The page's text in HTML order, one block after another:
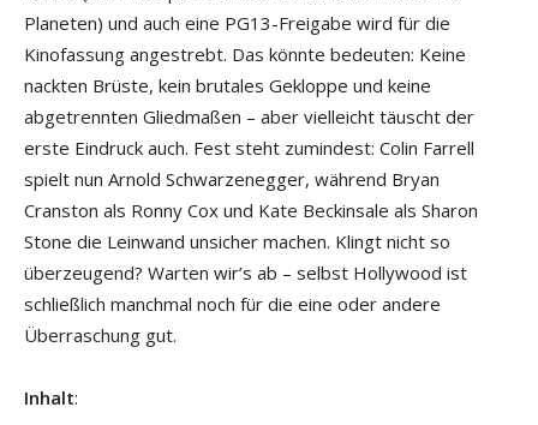
Planeten) und auch eine PG13-Freigabe wird für die
Kinofassung angestrebt. Das könnte bedeuten: Keine
nackten Brüste, kein brutales Gekloppe und keine
abgetrennten Gliedmaßen – aber vielleicht täuscht der
erste Eindruck auch. Fest steht zumindest: Colin Farrell
spielt nun Arnold Schwarzenegger, während Bryan
Cranston als Ronny Cox und Kate Beckinsale als Sharon
Stone die Leinwand unsicher machen. Klingt nicht so
überzeugend? Warten wir’s ab – selbst Hollywood ist
schließlich manchmal noch für die eine oder andere
Überraschung gut.
Inhalt: